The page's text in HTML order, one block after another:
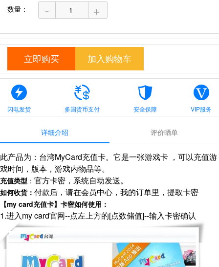
数量： - +
立即购买 加入购物车
闪电发货 多国货币支付 安全保障 VIP服务
详细介绍 评价晒单
此产品为：台湾MyCard充值卡。它是一张游戏卡 ，可以充值游
戏时间，版本，游戏内物品等。
充值类型 ： 官方卡密，系统自动发送。
如何收货： 付款后，请在会员中心，我的订单里，提取卡密
【my card充值卡】卡密如何使用：
1.进入my card官网--点左上方的[点数储值]--输入卡密确认